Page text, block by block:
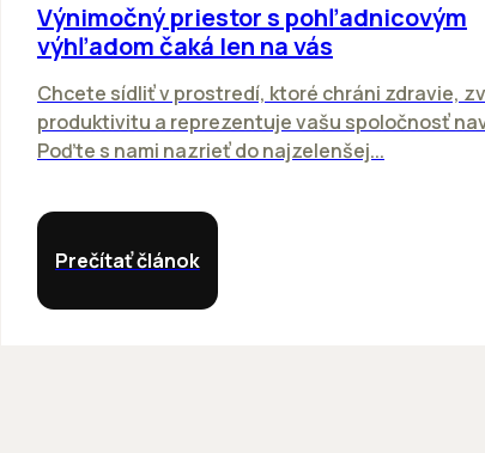
Výnimočný priestor s pohľadnicovým
výhľadom čaká len na vás
Chcete sídliť v prostredí, ktoré chráni zdravie,
produktivitu a reprezentuje vašu spoločnosť
Poďte s nami nazrieť do najzelenšej...
Prečítať článok